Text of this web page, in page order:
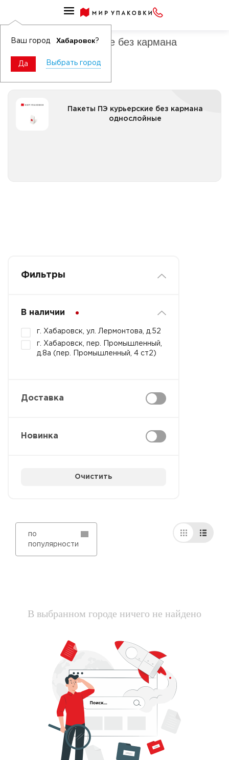
Ваш город Хабаровск?
Да Выбрать город
Пакеты ПЭ курьерские без кармана
Пакеты ПЭ курьерские без кармана
однослойные
Пакеты ПЭ курьерские без кармана однослойные
Фильтры
В наличии
г. Хабаровск, ул. Лермонтова, д.52
г. Хабаровск, пер. Промышленный,
д.8а (пер. Промышленный, 4 ст2)
Доставка
Новинка
Очистить
по
популярности
В выбранном городе ничего не найдено